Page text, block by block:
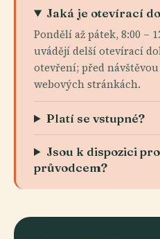
Jaká je otevírací
Pondělí až pátek, 8:00 –
uvádějí delší otevírací
otevření; před
webových stránkách.
Platí se vstupné?
Jsou k dispozici
průvodcem?